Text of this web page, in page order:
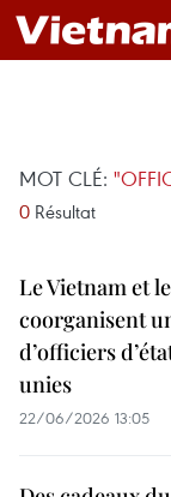
MOT CLÉ:
0 Résultat
Le Vietnam et
coorganisent
d’officiers
unies
22/06/2026 13:05